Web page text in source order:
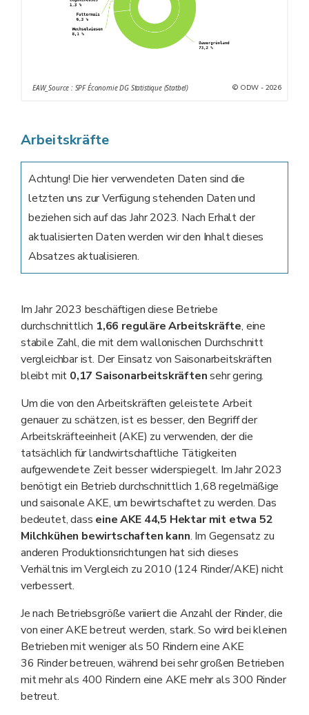
EAW_Source : SPF Économie DG Statistique (Statbel) © ODW - 2026
Arbeitskräfte
Achtung! Die hier verwendeten Daten sind die
letzten uns zur Verfügung stehenden Daten und
beziehen sich auf das Jahr 2023. Nach Erhalt der
aktualisierten Daten werden wir den Inhalt dieses
Absatzes aktualisieren.
Im Jahr 2023 beschäftigen diese Betriebe
durchschnittlich 1,66 reguläre Arbeitskräfte, eine
stabile Zahl, die mit dem wallonischen Durchschnitt
vergleichbar ist. Der Einsatz von Saisonarbeitskräften
bleibt mit 0,17 Saisonarbeitskräftensehr gering.
Um die von den Arbeitskräften geleistete Arbeit
genauer zu schätzen, ist es besser, den Begriff der
Arbeitskräfteeinheit (AKE) zu verwenden, der die
tatsächlich für landwirtschaftliche Tätigkeiten
aufgewendete Zeit besser widerspiegelt. Im Jahr 2023
benötigt ein Betrieb durchschnittlich 1,68 regelmäßige
und saisonale AKE, um bewirtschaftet zu werden. Das
bedeutet, dass eine AKE 44,5 Hektar mit etwa 52
Milchkühen bewirtschaften kann. Im Gegensatz zu
anderen Produktionsrichtungen hat sich dieses
Verhältnis im Vergleich zu 2010 (124 Rinder/AKE) nicht
verbessert.
Je nach Betriebsgröße variiert die Anzahl der Rinder, die
von einer AKE betreut werden, stark. So wird bei kleinen
Betrieben mit weniger als 50 Rindern eine AKE
36 Rinder betreuen, während bei sehr großen Betrieben
mit mehr als 400 Rindern eine AKE mehr als 300 Rinder
betreut.